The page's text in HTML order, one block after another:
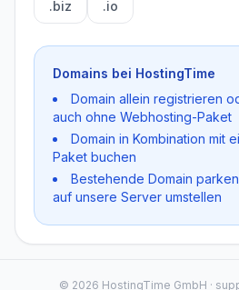
.biz .io
Domains bei HostingTime
Domain allein registrieren
auch ohne Webhosting-Paket
Domain in Kombination mit
Paket buchen
Bestehende Domain
auf unsere Server umstellen
© 2026 HostingTime GmbH ·